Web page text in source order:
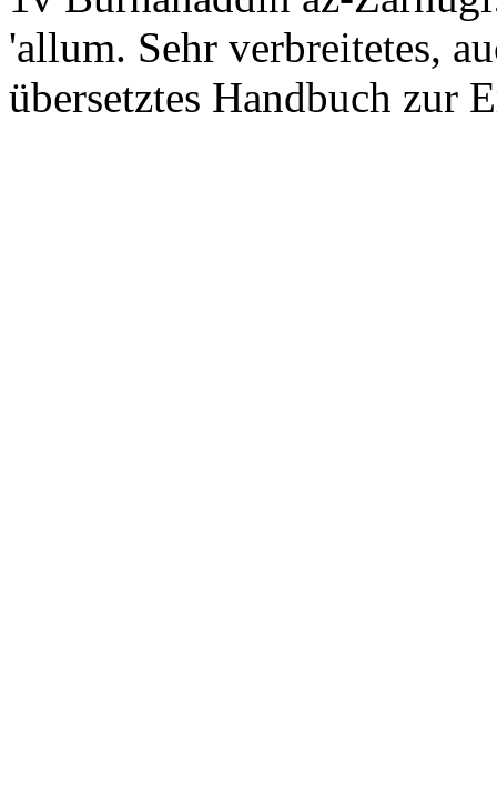
'allum. Sehr verbreitetes,
übersetztes Handbuch zur